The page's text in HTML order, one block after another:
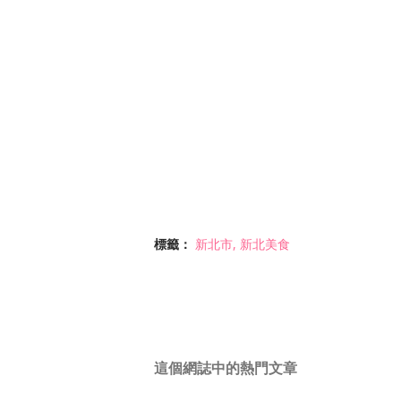
標籤： 新北市 新北美食
這個網誌中的熱門文章